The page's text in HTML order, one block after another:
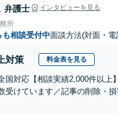
弁護士 インタビューを見る
所
も相談受付中面談方法(対面・
対策 料金表を見る
国対応【相談実績2,000件以上
受けています／記事の削除・